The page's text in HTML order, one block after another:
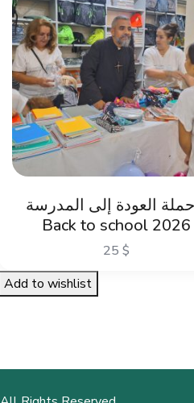
حملة العودة إلى المدرسة –
Back to school 2026
25 $
Add to wishlist